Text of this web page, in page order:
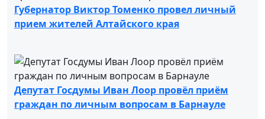
Губернатор Виктор Томенко провел личный
прием жителей Алтайского края
Депутат Госдумы Иван Лоор провёл приём
граждан по личным вопросам в Барнауле